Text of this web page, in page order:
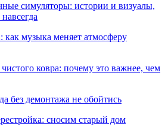
симуляторы: истории и визуалы,
как музыка меняет атмосферу
ковра: почему это важнее, чем
без демонтажа не обойтись
сносим старый дом